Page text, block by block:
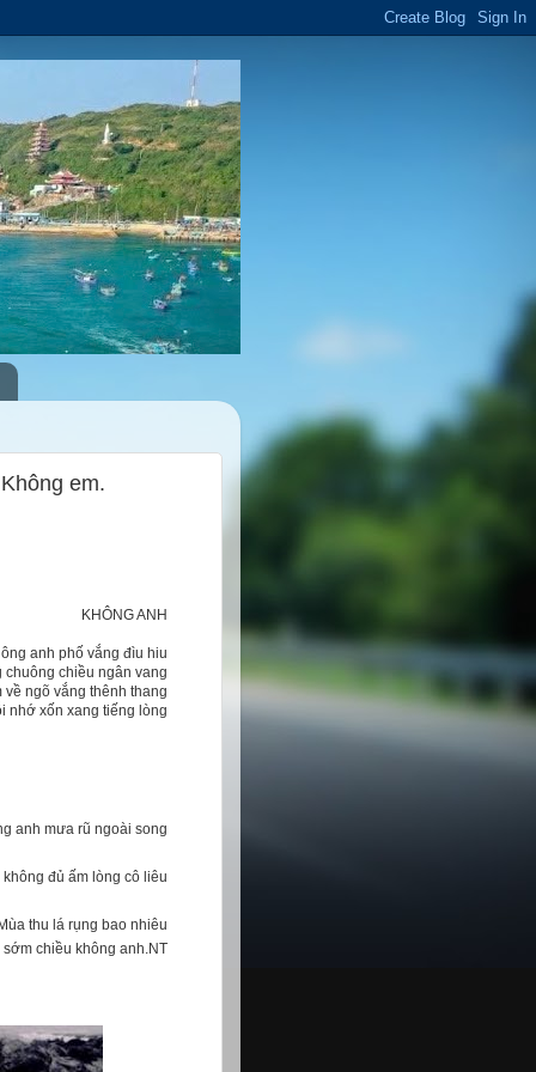
em.
KHÔNG ANH
anh phố vắng đìu hiu
chiều ngân vang
về ngõ vắng thênh thang
nhớ xốn xang tiếng lòng
anh mưa rũ ngoài song
đủ ấm lòng cô liêu
thu lá rụng bao nhiêu
chiều không anh.NT